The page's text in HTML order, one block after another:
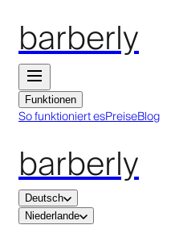
barberly
Funktionen
So funktioniert esPreiseBlog
barberly
Deutsch
Niederlande